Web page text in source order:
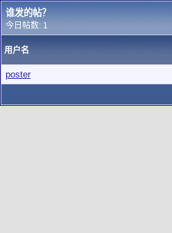
谁发的帖？
今日帖数: 1
用户名
poster